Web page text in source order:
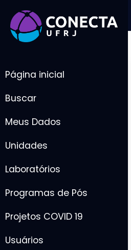
Página inicial
Buscar
Meus Dados
Unidades
Laboratórios
Programas de Pós
Projetos COVID 19
Usuários